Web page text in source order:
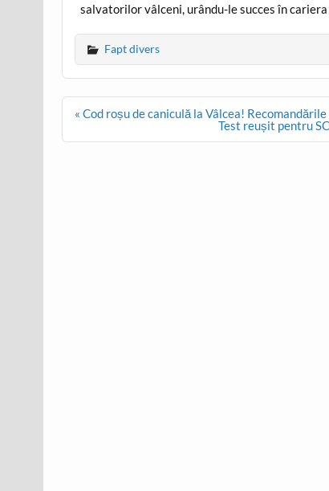
salvatorilor vâlceni, urându-le succes în
Fapt divers
Post
navigation
« Cod roșu de caniculă la Vâlcea!
Test reușit pentru